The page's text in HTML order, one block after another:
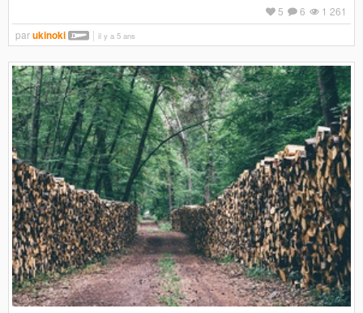
1 261
6
5
parukinoki il y a 5 ans